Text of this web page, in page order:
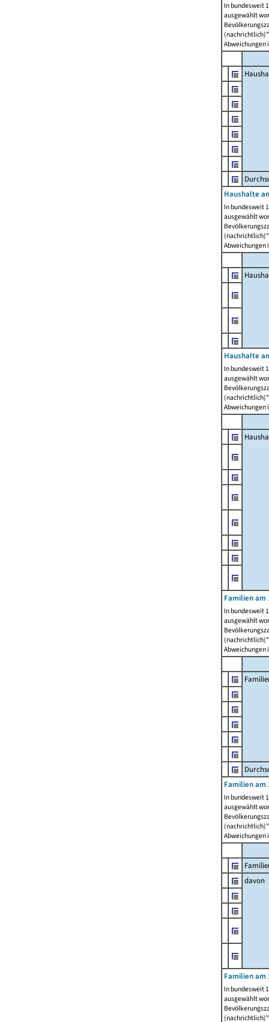
In bundesweit
ausgewählt
Abweichungen
Haushalte
In bundesweit
ausgewählt
Abweichungen
Haushalte
In bundesweit
ausgewählt
Abweichungen
Familien am
In bundesweit
ausgewählt
Abweichungen
Familien am
In bundesweit
ausgewählt
Abweichungen
davon
Familien am
In bundesweit
ausgewählt